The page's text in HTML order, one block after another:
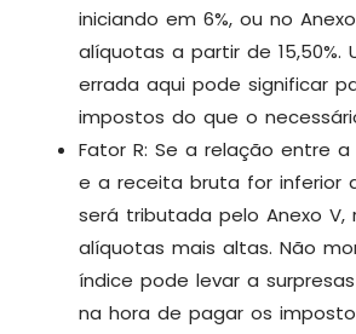
iniciando em 6%, ou no
alíquotas a partir de 15,50%.
errada aqui pode significar
impostos do que o
Fator R: Se a relação entre
e a receita bruta for inferior
será tributada pelo Anexo V,
alíquotas mais altas. Não
índice pode levar a
na hora de pagar os